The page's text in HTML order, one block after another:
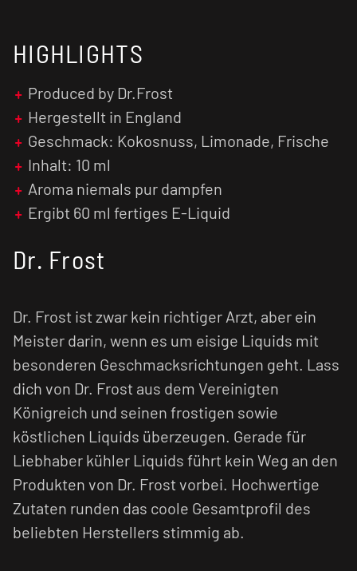
cremigen und zugleich spritzigen Nuancen
außergewöhnliche Erfrischung mit exotischem
Touch sucht, findet hier sein ideales All-Day-
Aroma.
Wie alle Produkte der Overdosed-Reihe steht
auch Coconut Lemonade Ice für maximale
Aroma-Dichte und höchste Qualität. Die Arctic
Edition garantiert dabei eine langanhaltende,
Kokos-Limonaden-Mix verschmilzt.
mischen Sie das Konzentrat immer mit Base an,
bevor Sie es in Ihrer E-Zigarette verwenden.
HIGHLIGHTS
Produced by Dr.Frost
Hergestellt in England
Geschmack: Kokosnuss, Limonade, Frische
Inhalt: 10 ml
Aroma niemals pur dampfen
Ergibt 60 ml fertiges E-Liquid
Dr. Frost
Dr. Frost ist zwar kein richtiger Arzt, aber ein
Meister darin, wenn es um eisige Liquids mit
besonderen Geschmacksrichtungen geht. Lass
dich von Dr. Frost aus dem Vereinigten
Königreich und seinen frostigen sowie
köstlichen Liquids überzeugen. Gerade für
Liebhaber kühler Liquids führt kein Weg an den
Produkten von Dr. Frost vorbei. Hochwertige
Zutaten runden das coole Gesamtprofil des
beliebten Herstellers stimmig ab.